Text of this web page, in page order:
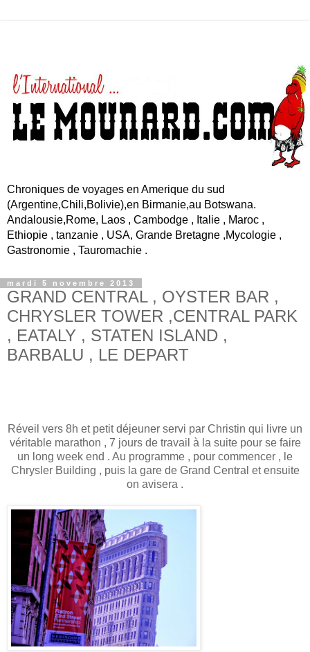
Chroniques de voyages en Amerique du sud
(Argentine,Chili,Bolivie),en Birmanie,au Botswana.
Andalousie,Rome, Laos , Cambodge , Italie , Maroc ,
Ethiopie , tanzanie , USA, Grande Bretagne ,Mycologie ,
Gastronomie , Tauromachie .
mardi 5 novembre 2013
GRAND CENTRAL , OYSTER BAR ,
CHRYSLER TOWER ,CENTRAL PARK
, EATALY , STATEN ISLAND ,
BARBALU , LE DEPART
Réveil vers 8h et petit déjeuner servi par Christin qui livre un
véritable marathon , 7 jours de travail à la suite pour se faire
un long week end . Au programme , pour commencer , le
Chrysler Building , puis la gare de Grand Central et ensuite
on avisera .